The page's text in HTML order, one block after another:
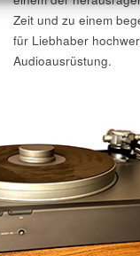
Zeit und zu einem
für Liebhaber
Audioausrüstung.